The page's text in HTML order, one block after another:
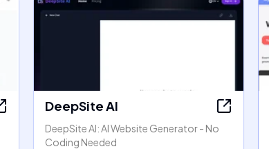
DeepSite AI
DeepSite AI: AI Website Generator - No
Coding Needed